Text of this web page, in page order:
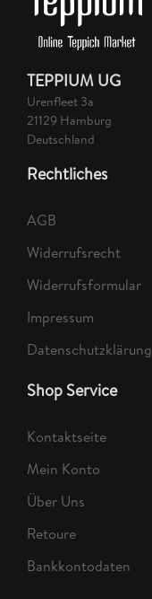
TEPPIUM UG
Urenfleet 3a
21129 Hamburg
Deutschland
Rechtliches
AGB
Widerrufsrecht
Widerrufsformular
Impressum
Datenschutzklärung
Shop Service
Kontaktseite
Mein Konto
Über Uns
Retoure
Bankkontodaten